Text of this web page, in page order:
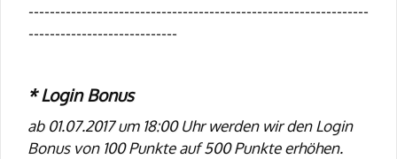
----------------------------------------------------------------
----------------------------
* Login Bonus
ab 01.07.2017 um 18:00 Uhr werden wir den Login
Bonus von 100 Punkte auf 500 Punkte erhöhen.